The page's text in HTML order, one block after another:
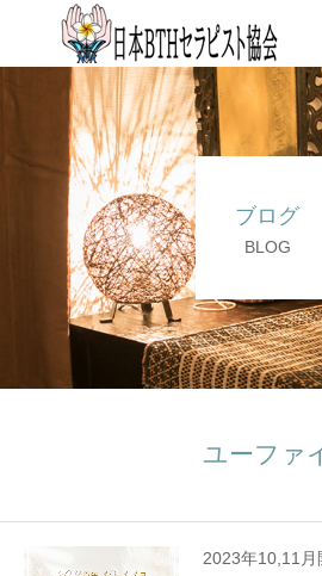
ブログ
BLOG
ユーファ
2023年10,11月
HOME
協会について
資格取得
各種申込